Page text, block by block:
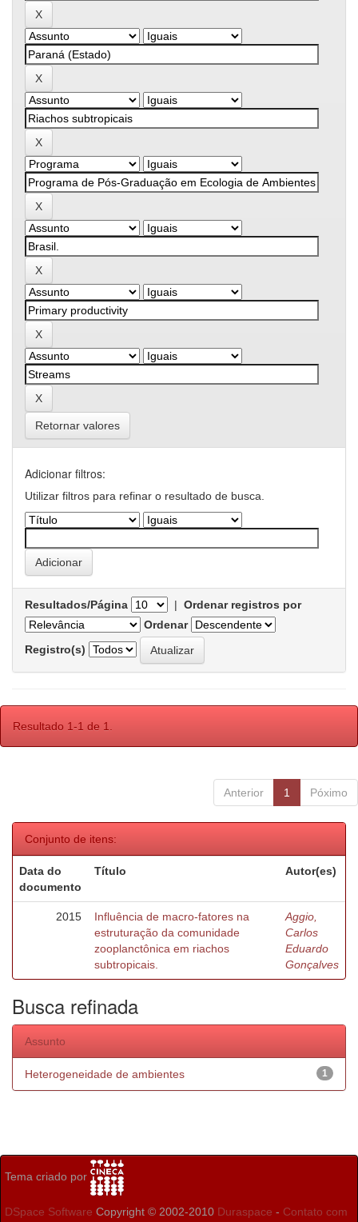
Retornar valores
Adicionar filtros:
Utilizar filtros para refinar o resultado de busca.
Resultados/Página | Ordenar registros por
Ordenar
Registro(s)
Resultado 1-1 de 1.
Anterior 1 Póximo
Conjunto de itens:
Data do
documento
Título Autor(es)
2015
Influência de macro-fatores na
estruturação da comunidade
zooplanctônica em riachos
subtropicais.
Aggio,
Carlos
Eduardo
Gonçalves
Busca refinada
Assunto
1
Heterogeneidade de ambientes
Tema criado por
DSpace Software Copyright © 2002-2010 Duraspace - Contato com